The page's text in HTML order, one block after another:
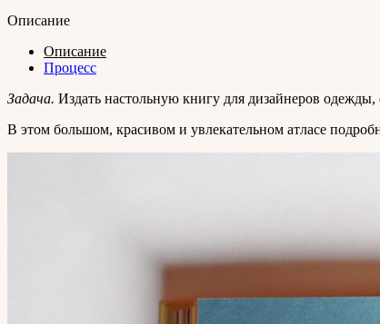
Описание
Описание
Процесс
Задача. Издать настольную книгу для дизайнеров
В этом большом, красивом и увлекательном атласе